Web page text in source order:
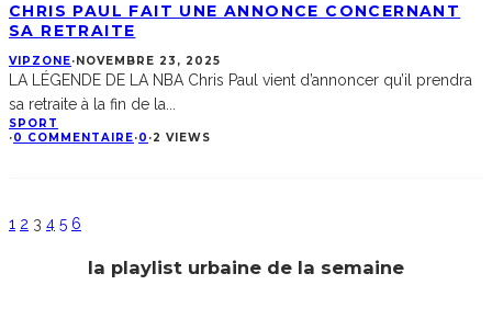
CHRIS PAUL FAIT UNE ANNONCE CONCERNANT
SA RETRAITE
VIPZONE· NOVEMBRE 23, 2025
LA LÉGENDE DE LA NBA Chris Paul vient d’annoncer qu’il prendra
sa retraite à la fin de la
SPORT
·0 COMMENTAIRE·0 ·2 VIEWS
1 2 3 4 5 6
la playlist urbaine de la semaine